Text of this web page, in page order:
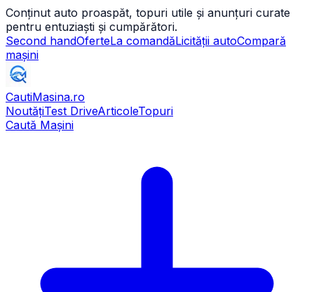
Conținut auto proaspăt, topuri utile și anunțuri curate
pentru entuziaști și cumpărători.
Second handOferteLa comandăLicității autoCompară
mașini
CautiMasina.ro
NoutățiTest DriveArticoleTopuri
Caută Mașini